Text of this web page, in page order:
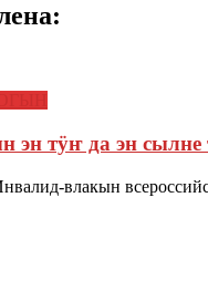
эн тӱҥ да эн сылне
влакын